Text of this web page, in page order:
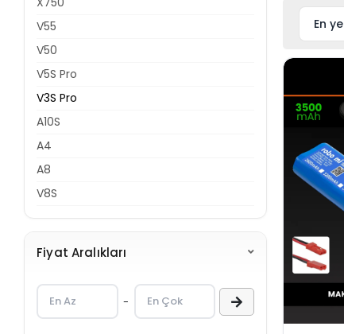
V55
V50
V5S Pro
V3S Pro
A10S
A4
A8
V8S
Fiyat Aralıkları
-